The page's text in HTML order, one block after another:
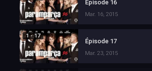
Épisode 16
Mar. 16, 2015
1 - 17
Épisode 17
Mar. 23, 2015